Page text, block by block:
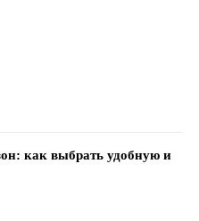
как выбрать удобную и